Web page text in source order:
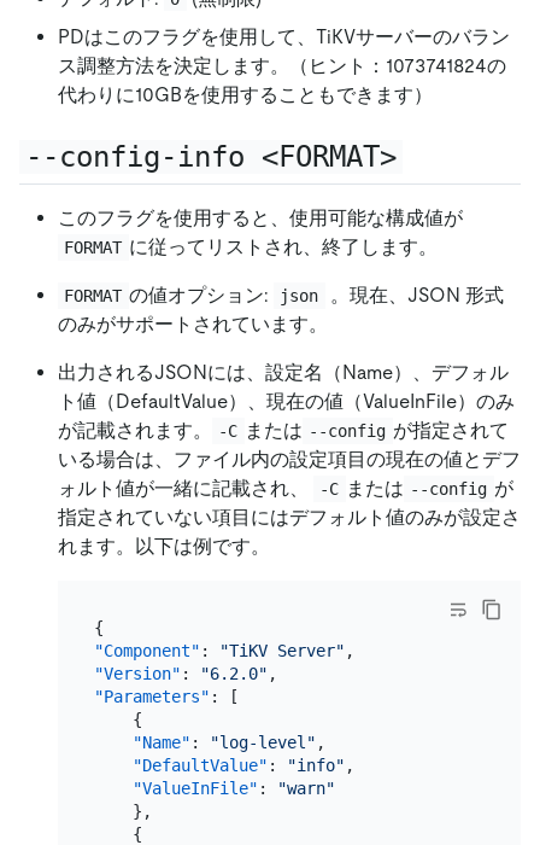
PDはこのフラグを使用して、TiKVサーバーのバラン
ス調整方法を決定します。（ヒント：1073741824の
代わりに10GBを使用することもできます）
--config-info <FORMAT>
このフラグを使用すると、使用可能な構成値が
FORMAT に従ってリストされ、終了します。
FORMAT の値オプション: json
。現在、JSON 形式
のみがサポートされています。
出力されるJSONには、設定名（Name）、デフォル
ト値（DefaultValue）、現在の値（ValueInFile）のみ
が記載されます。
-C または --config が指定されて
いる場合は、ファイル内の設定項目の現在の値とデフ
ォルト値が一緒に記載され、
-C または --config が
指定されていない項目にはデフォルト値のみが設定さ
れます。以下は例です。
{
"Component" : "TiKV Server" ,
"Version" : "6.2.0" ,
"Parameters" :
[
{
"Name" : "log-level" ,
"DefaultValue" : "info" ,
"ValueInFile" :
"warn"
} ,
{